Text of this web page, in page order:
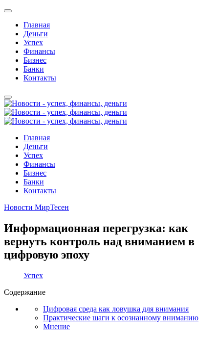
Главная
Деньги
Успех
Финансы
Бизнес
Банки
Контакты
Главная
Деньги
Успех
Финансы
Бизнес
Банки
Контакты
Новости МирТесен
Информационная перегрузка: как
вернуть контроль над вниманием в
цифровую эпоху
Успех
Содержание
Цифровая среда как ловушка для внимания
Практические шаги к осознанному вниманию
Мнение